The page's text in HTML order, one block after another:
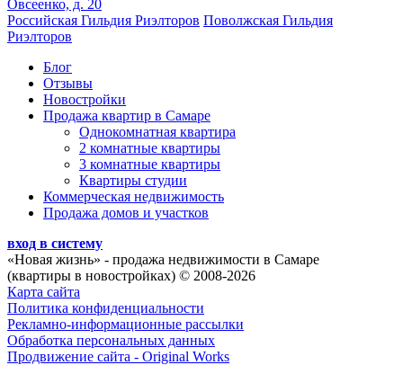
Овсеенко, д. 20
Российская Гильдия Риэлторов Поволжская Гильдия
Риэлторов
Блог
Отзывы
Новостройки
Продажа квартир в Самаре
Однокомнатная квартира
2 комнатные квартиры
3 комнатные квартиры
Квартиры студии
Коммерческая недвижимость
Продажа домов и участков
вход в систему
«Новая жизнь» - продажа недвижимости в Самаре
(квартиры в новостройках) © 2008-2026
Карта сайта
Политика конфиденциальности
Рекламно-информационные рассылки
Обработка персональных данных
Продвижение сайта - Original Works